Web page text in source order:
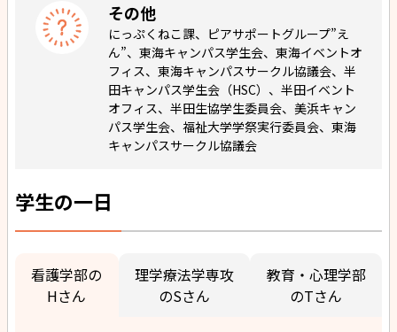
その他
にっぷくねこ課、ピアサポートグループ”え
ん”、東海キャンパス学生会、東海イベントオ
フィス、東海キャンパスサークル協議会、半
田キャンパス学生会（HSC）、半田イベント
オフィス、半田生協学生委員会、美浜キャン
パス学生会、福祉大学学祭実行委員会、東海
キャンパスサークル協議会
学生の一日
看護学部の
Hさん
理学療法学専攻
のSさん
教育・心理学部
のTさん